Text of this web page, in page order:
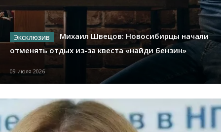
Михаил Швецов: Новосибирцы начали
отменять отдых из-за квеста «найди бензин»
09 июля 2026